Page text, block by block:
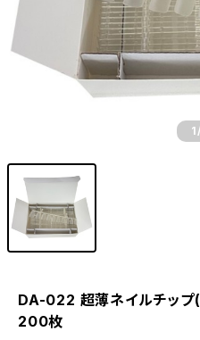
1
DA-022 超薄ネイルチップ
200枚